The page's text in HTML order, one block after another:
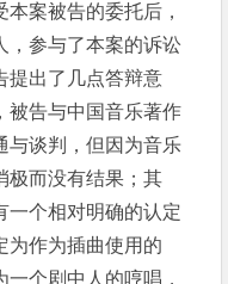
案被告的委托后，
，参与了本案的诉讼
提出了几点答辩意
被告与中国音乐著作
与谈判，但因为音乐
极而没有结果；其
一个相对明确的认定
为作为插曲使用的
一个剧中人的哼唱，